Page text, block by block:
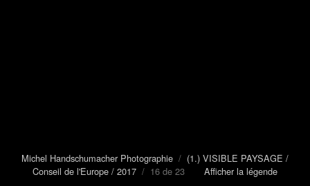
Michel Handschumacher Photographie / (1.) VISIBLE PAYSAGE /
Conseil de l'Europe / 2017 / 16 de 23 Afficher la légende